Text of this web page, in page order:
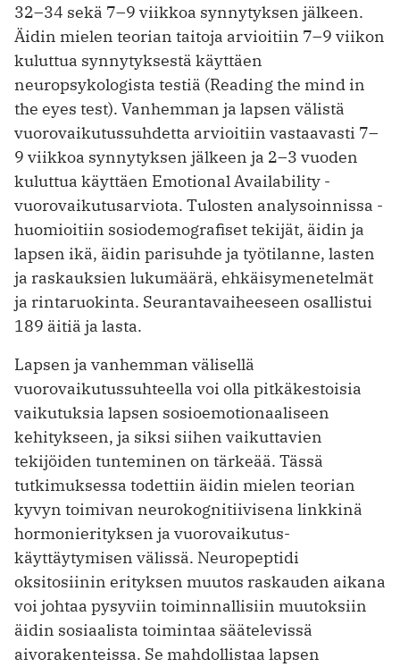
32–34 sekä 7–9 viikkoa synnytyksen jälkeen.
Äidin mielen teorian taitoja arvioitiin 7–9 viikon
kuluttua synnytyksestä käyttäen
neuropsykologista testiä ­(Reading the mind in
the eyes test). Vanhemman ja lapsen välistä
vuorovaikutus­suhdetta arvioitiin vastaavasti 7–
9 viikkoa synnytyksen jälkeen ja 2–3 vuoden
kuluttua käyttäen Emotional Availability -
vuorovaikutusarviota. Tulosten analysoinnissa ­
huomioitiin sosiodemografiset tekijät, äidin ja
lapsen ikä, äidin parisuhde ja työtilanne, lasten
ja raskauksien lukumäärä, ehkäisymenetelmät
ja rintaruokinta. Seuranta­vaiheeseen osallistui
189 äitiä ja lasta.
Lapsen ja vanhemman välisellä
vuorovaikutussuhteella voi olla pitkäkestoisia
vaikutuksia lapsen sosioemotionaaliseen
kehitykseen, ja siksi siihen vaikuttavien
tekijöiden tunteminen on tärkeää. Tässä
tutkimuksessa todettiin äidin mielen teorian
kyvyn toimivan neurokognitiivisena linkkinä
hormonierityksen ja vuorovaikutus­
käyttäytymisen välissä. Neuropeptidi
oksitosiinin erityksen muutos raskauden aikana
voi johtaa pysyviin toiminnallisiin muutoksiin
äidin sosiaalista toimintaa säätelevissä
aivorakenteissa. Se mahdollistaa lapsen